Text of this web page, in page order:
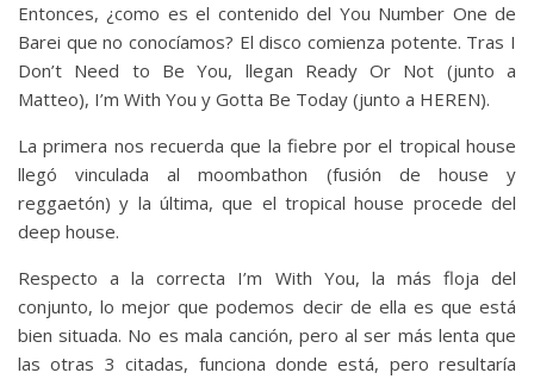
Entonces, ¿como es el contenido del You Number One de
Barei que no conocíamos? El disco comienza potente. Tras I
Don’t Need to Be You, llegan Ready Or Not (junto a
Matteo), I’m With You y Gotta Be Today (junto a HEREN).
La primera nos recuerda que la fiebre por el tropical house
llegó vinculada al moombathon (fusión de house y
reggaetón) y la última, que el tropical house procede del
deep house.
Respecto a la correcta I’m With You, la más floja del
conjunto, lo mejor que podemos decir de ella es que está
bien situada. No es mala canción, pero al ser más lenta que
las otras 3 citadas, funciona donde está, pero resultaría